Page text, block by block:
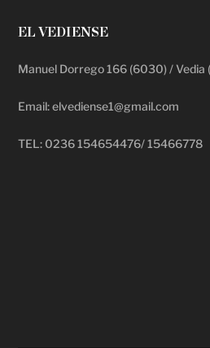
EL VEDIENSE
Manuel Dorrego 166 (6030) / Vedia
Email: elvediense1@gmail.com
TEL: 0236 154654476/ 15466778